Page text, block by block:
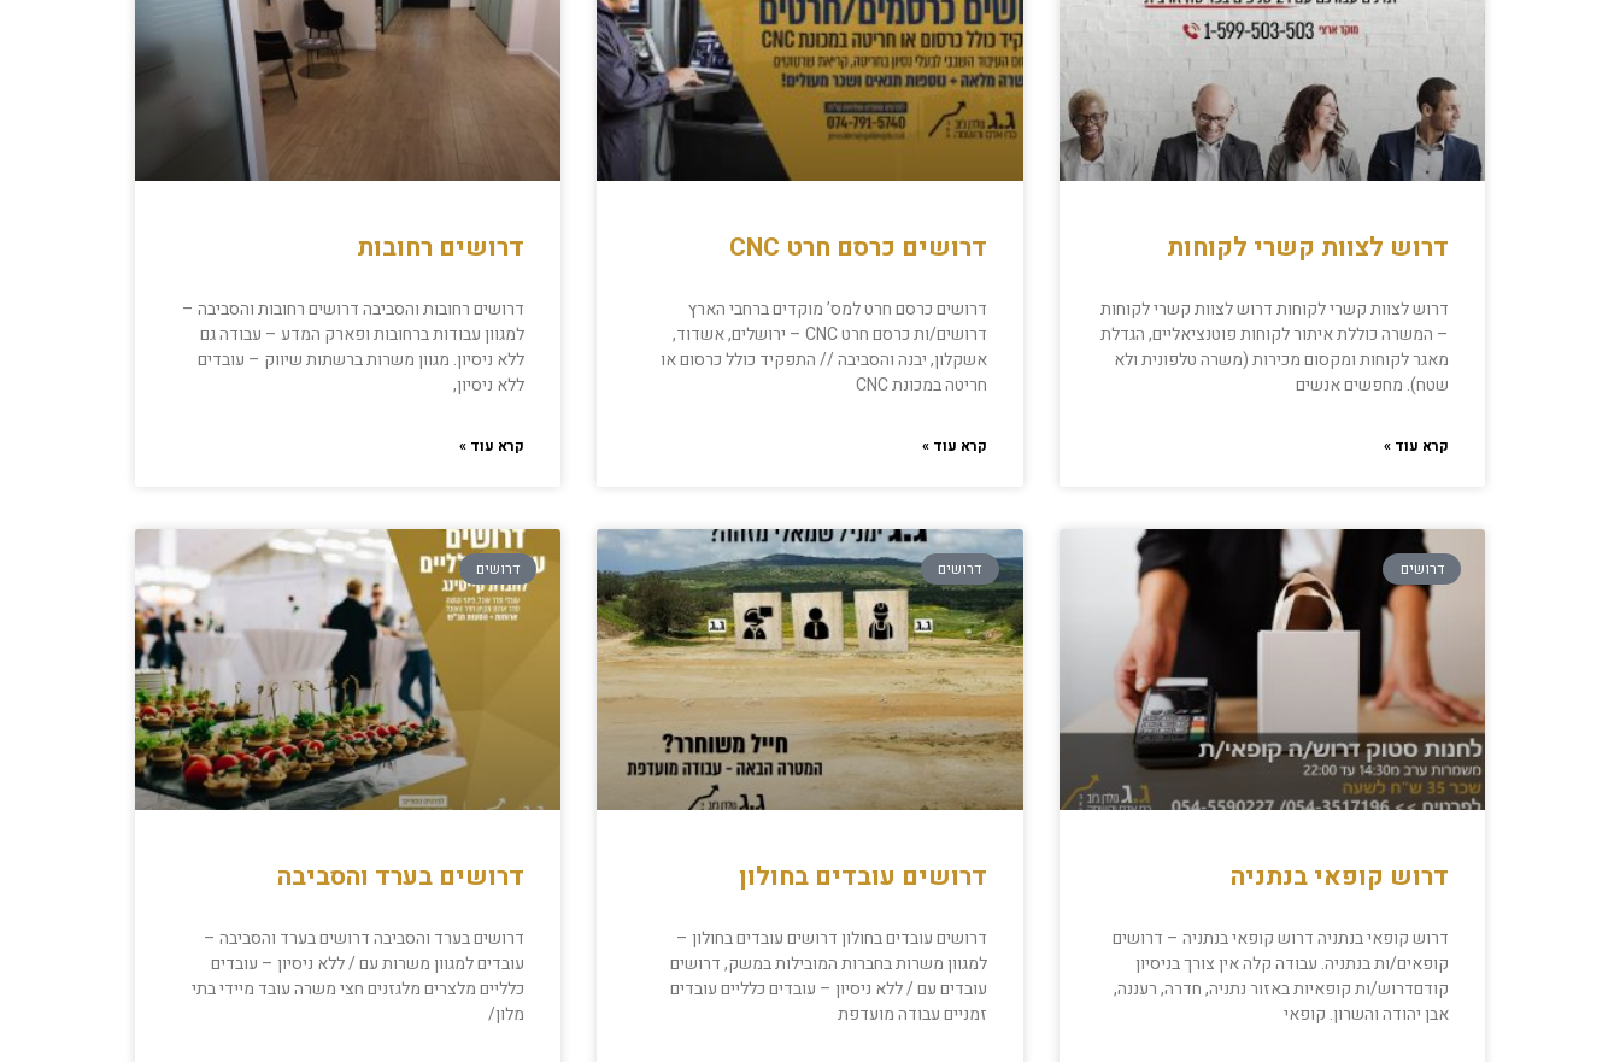
דרוש לצוות קשרי לקוחות
דרוש לצוות קשרי לקוחות דרוש לצוות קשרי לקוחות
– המשרה כוללת איתור לקוחות פוטנציאליים, הגדלת
מאגר לקוחות ומקסום מכירות (משרה טלפונית ולא
שטח). מחפשים אנשים
קרא עוד »
דרושים כרסם חרט CNC
דרושים כרסם חרט למס’ מוקדים ברחבי הארץ
דרושים/ות כרסם חרט CNC – ירושלים, אשדוד,
אשקלון, יבנה והסביבה // התפקיד כולל כרסום או
חריטה במכונת CNC
קרא עוד »
דרושים רחובות
דרושים רחובות והסביבה דרושים רחובות והסביבה –
למגוון עבודות ברחובות ופארק המדע – עבודה גם
ללא ניסיון. מגוון משרות ברשתות שיווק – עובדים
ללא ניסיון,
קרא עוד »
דרושים
דרוש קופאי בנתניה
דרוש קופאי בנתניה דרוש קופאי בנתניה – דרושים
קופאים/ות בנתניה. עבודה קלה אין צורך בניסיון
קודםדרוש/ות קופאיות באזור נתניה, חדרה, רעננה,
אבן יהודה והשרון. קופאי
דרושים
דרושים עובדים בחולון
דרושים עובדים בחולון דרושים עובדים בחולון –
למגוון משרות בחברות המובילות במשק, דרושים
עובדים עם / ללא ניסיון – עובדים כלליים עובדים
זמניים עבודה מועדפת
דרושים
דרושים בערד והסביבה
דרושים בערד והסביבה דרושים בערד והסביבה –
עובדים למגוון משרות עם / ללא ניסיון – עובדים
כלליים מלצרים מלגזנים חצי משרה עובד מיידי בתי
מלון/